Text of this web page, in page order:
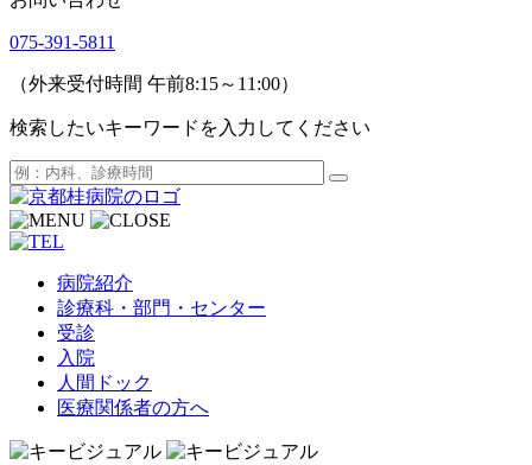
075-391-5811
（外来受付時間 午前8:15～11:00）
検索したいキーワードを入力してください
病院紹介
診療科・部門・センター
受診
入院
人間ドック
医療関係者の方へ